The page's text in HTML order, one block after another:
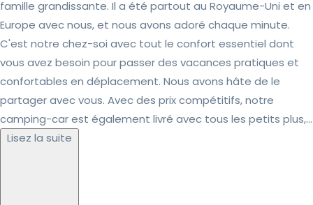
famille grandissante. Il a été partout au Royaume-Uni et en
Europe avec nous, et nous avons adoré chaque minute.
C'est notre chez-soi avec tout le confort essentiel dont
vous avez besoin pour passer des vacances pratiques et
confortables en déplacement. Nous avons hâte de le
partager avec vous. Avec des prix compétitifs, notre
camping-car est également livré avec tous les petits plus,...
Lisez la suite